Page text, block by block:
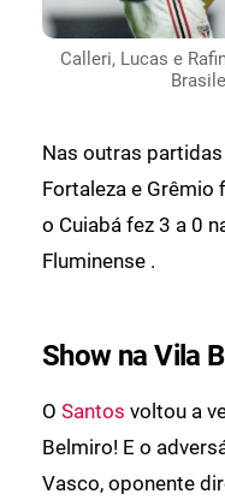
Calleri, Lucas e
Nas outras
Fortaleza e Grêmio
o Cuiabá fez 3 a 0
Fluminense .
Show na Vila
O Santos voltou a
Belmiro! E o
Vasco, oponente